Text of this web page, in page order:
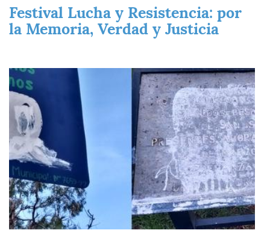
Festival Lucha y Resistencia: por
la Memoria, Verdad y Justicia
Imagen